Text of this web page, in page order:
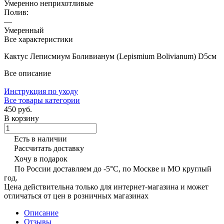
Умеренно неприхотливые
Полив:
—
Умеренный
Все характеристики
Кактус Леписмиум Боливианум (Lepismium Bolivianum) D5см
Все описание
Инструкция по уходу
Все товары категории
450 руб.
В корзину
Есть в наличии
Рассчитать доставку
Хочу в подарок
По России доставляем до -5°C, по Москве и МО круглый
год.
Цена действительна только для интернет-магазина и может
отличаться от цен в розничных магазинах
Описание
Отзывы